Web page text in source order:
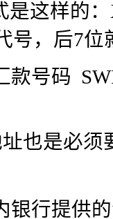
是这样的
号，后7位
码
也是必须
提供的